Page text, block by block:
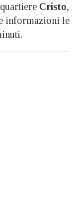
Cristo,
informazioni le